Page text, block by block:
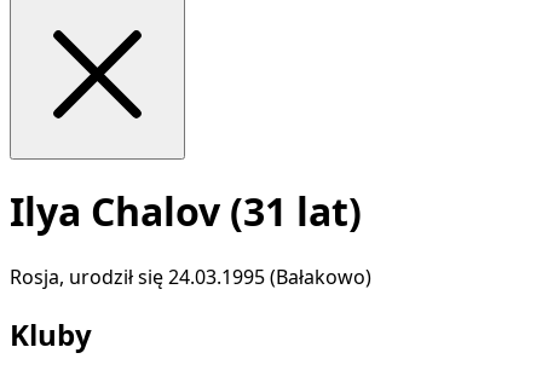
Ilya Chalov (31 lat)
Rosja, urodził się 24.03.1995 (Bałakowo)
Kluby